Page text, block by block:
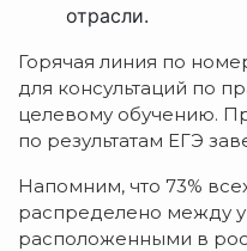
отрасли.
Горячая линия по
для консультаций по
целевому обучению.
по результатам ЕГЭ
Напомним, что 73%
распределено между
расположенными в